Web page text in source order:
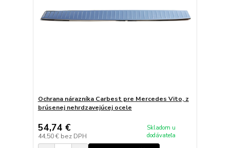
Ochrana nárazníka Carbest pre Mercedes Vito, z
brúsenej nehrdzavejúcej ocele
54,74 €
44,50 € bez DPH
Skladom u
dodávateľa